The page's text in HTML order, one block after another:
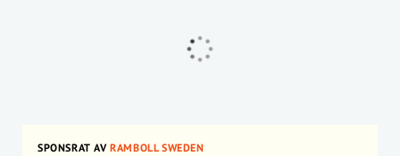
SPONSRAT AVRAMBOLL SWEDEN